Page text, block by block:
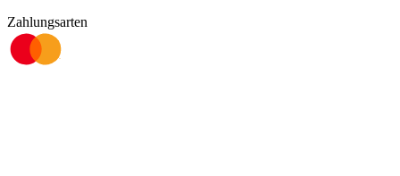
Zahlungsarten